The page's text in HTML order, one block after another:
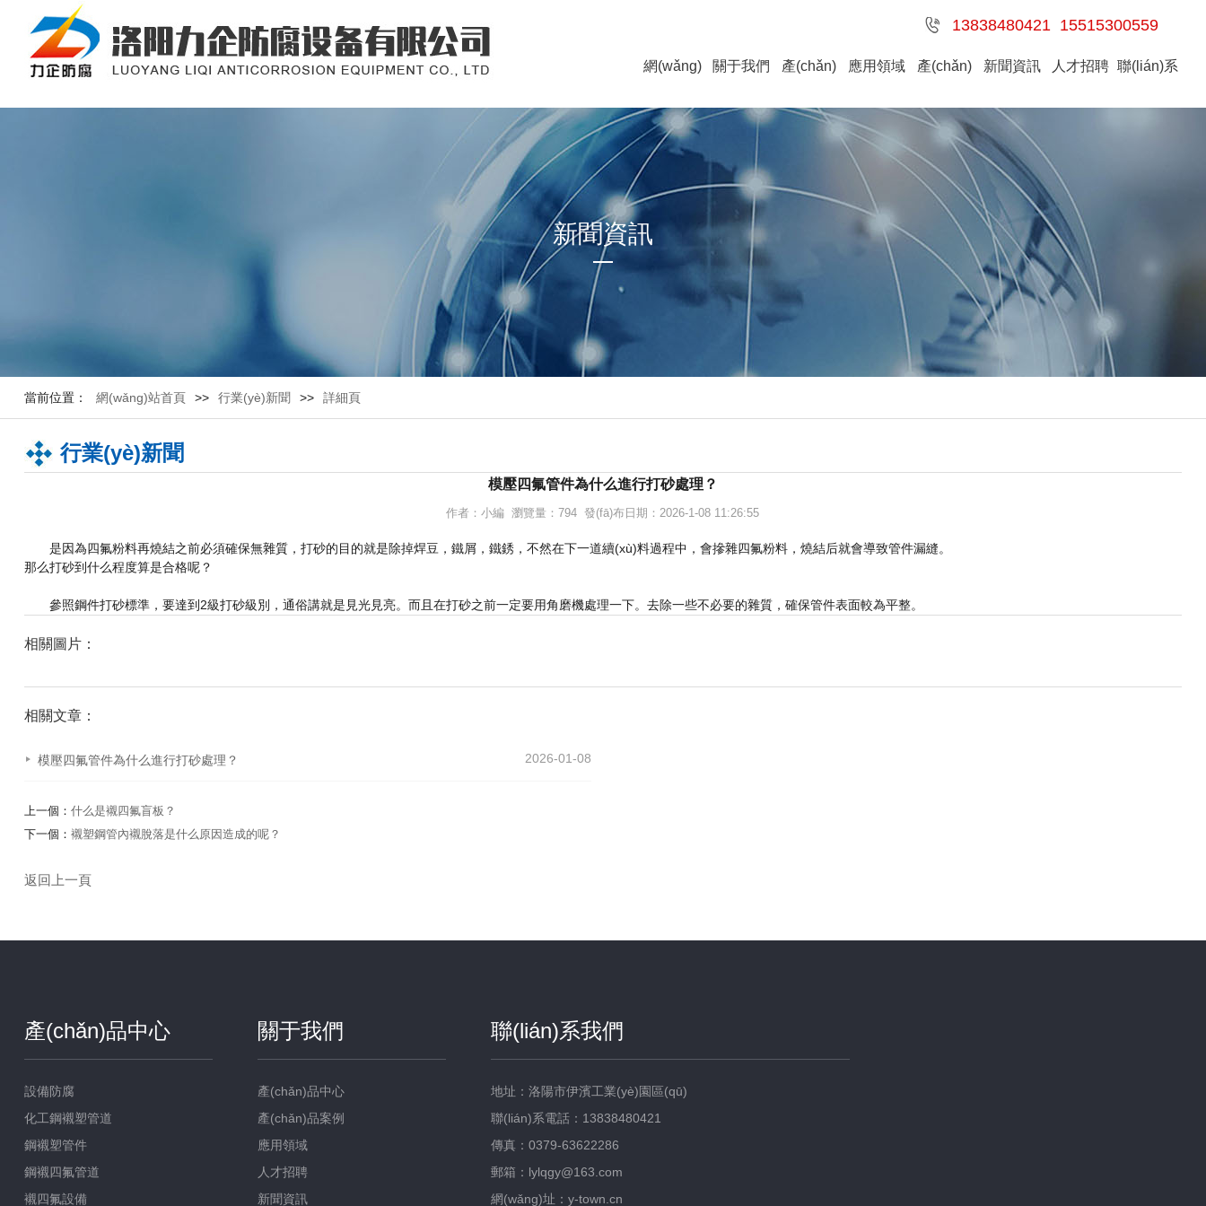
13838480421 15515300559
網(wǎng)
站首頁
關于我們 產(chǎn)
品中心
應用領域 產(chǎn)
品案例
新聞資訊 人才招聘 聯(lián)系
新聞資訊
當前位置： 網(wǎng)站首頁 >> 行業(yè)新聞 >> 詳細頁
行業(yè)新聞
模壓四氟管件為什么進行打砂處理？
作者：小編 瀏覽量：794 發(fā)布日期：2026-1-08 11:26:55
是因為四氟粉料再燒結之前必須確保無雜質，打砂的目的就是除掉焊豆，鐵屑，鐵銹，不然在下一道續(xù)料過程中，會摻雜四氟粉料，燒結后就會導致管件漏縫。
那么打砂到什么程度算是合格呢？
參照鋼件打砂標準，要達到2級打砂級別，通俗講就是見光見亮。而且在打砂之前一定要用角磨機處理一下。去除一些不必要的雜質，確保管件表面較為平整。
相關圖片：
相關文章：
2026-01-08
模壓四氟管件為什么進行打砂處理？
上一個： 什么是襯四氟盲板？
下一個： 襯塑鋼管內襯脫落是什么原因造成的呢？
返回上一頁
產(chǎn)品中心
設備防腐
化工鋼襯塑管道
鋼襯塑管件
鋼襯四氟管道
襯四氟設備
關于我們
產(chǎn)品中心
產(chǎn)品案例
應用領域
人才招聘
新聞資訊
聯(lián)系我們
地址：洛陽市伊濱工業(yè)園區(qū)
聯(lián)系電話：13838480421
傳真：0379-63622286
郵箱：lylqgy@163.com
網(wǎng)址：y-town.cn